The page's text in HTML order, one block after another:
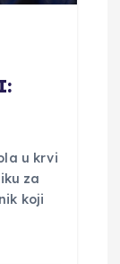
u krvi
za
koji